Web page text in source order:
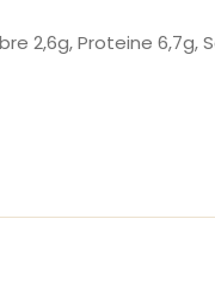
2,6g,Proteine 6,7g,